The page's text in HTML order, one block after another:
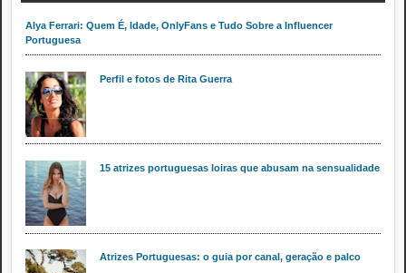
Alya Ferrari: Quem É, Idade, OnlyFans e Tudo Sobre a Influencer
Portuguesa
Perfil e fotos de Rita Guerra
15 atrizes portuguesas loiras que abusam na sensualidade
Atrizes Portuguesas: o guia por canal, geração e palco